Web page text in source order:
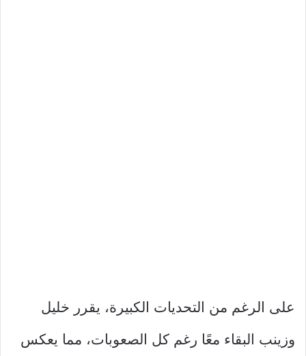
على الرغم من التحديات الكبيرة، يقرر خليل
وزينب البقاء معًا رغم كل الصعوبات، مما يعكس